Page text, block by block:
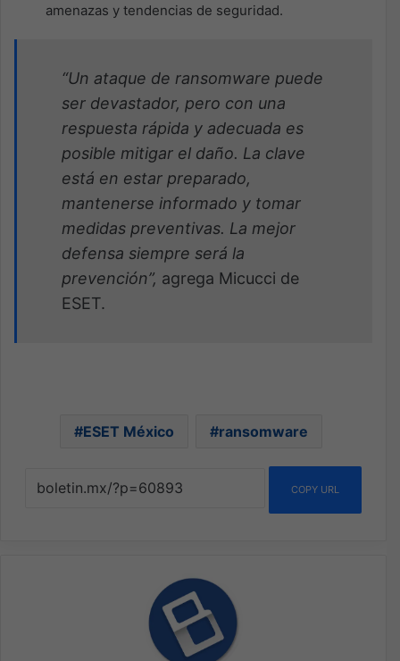
amenazas y tendencias de seguridad.
“Un ataque de ransomware puede
ser devastador, pero con una
respuesta rápida y adecuada es
posible mitigar el daño. La clave
está en estar preparado,
mantenerse informado y tomar
medidas preventivas. La mejor
defensa siempre será la
prevención”, agrega Micucci de
ESET.
ESET México ransomware
COPY URL